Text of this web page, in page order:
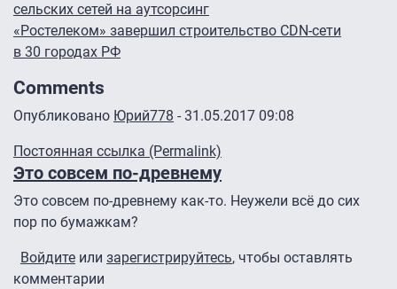
сельских сетей на аутсорсинг
«Ростелеком» завершил строительство CDN-сети
в 30 городах РФ
Comments
Опубликовано Юрий778 - 31.05.2017 09:08
Постоянная ссылка (Permalink)
Это совсем по-древнему
Это совсем по-древнему как-то. Неужели всё до сих
пор по бумажкам?
Войдите или зарегистрируйтесь, чтобы оставлять
комментарии